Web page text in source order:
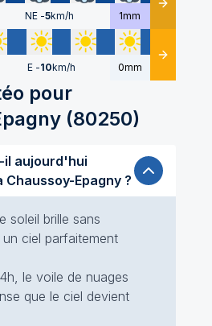
NE -5km/h 1mm Détails
E -10km/h 0mm Détails
pour
(80250)
il aujourd'hui
à Chaussoy-Epagny ?
soleil brille sans
ciel parfaitement
le voile de nuages
que le ciel devient